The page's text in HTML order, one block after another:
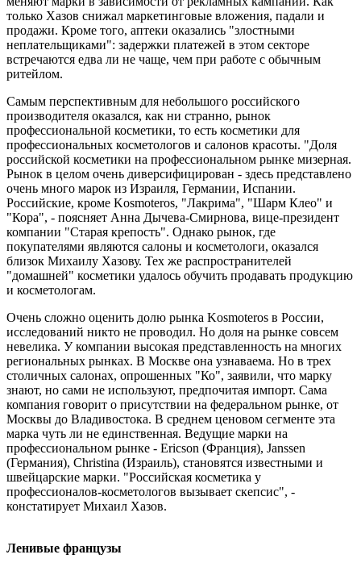
только Хазов снижал маркетинговые вложения, падали и
продажи. Кроме того, аптеки оказались "злостными
неплательщиками": задержки платежей в этом секторе
встречаются едва ли не чаще, чем при работе с обычным
ритейлом.
Самым перспективным для небольшого российского
производителя оказался, как ни странно, рынок
профессиональной косметики, то есть косметики для
профессиональных косметологов и салонов красоты. "Доля
российской косметики на профессиональном рынке мизерная.
Рынок в целом очень диверсифицирован - здесь представлено
очень много марок из Израиля, Германии, Испании.
Российские, кроме Kosmoteros, "Лакрима", "Шарм Клео" и
"Кора", - поясняет Анна Дычева-Смирнова, вице-президент
компании "Старая крепость". Однако рынок, где
покупателями являются салоны и косметологи, оказался
близок Михаилу Хазову. Тех же распространителей
"домашней" косметики удалось обучить продавать продукцию
и косметологам.
Очень сложно оценить долю рынка Kosmoteros в России,
исследований никто не проводил. Но доля на рынке совсем
невелика. У компании высокая представленность на многих
региональных рынках. В Москве она узнаваема. Но в трех
столичных салонах, опрошенных "Ко", заявили, что марку
знают, но сами не используют, предпочитая импорт. Сама
компания говорит о присутствии на федеральном рынке, от
Москвы до Владивостока. В среднем ценовом сегменте эта
марка чуть ли не единственная. Ведущие марки на
профессиональном рынке - Ericson (Франция), Janssen
(Германия), Christina (Израиль), становятся известными и
швейцарские марки. "Российская косметика у
профессионалов-косметологов вызывает скепсис", -
констатирует Михаил Хазов.
Ленивые французы